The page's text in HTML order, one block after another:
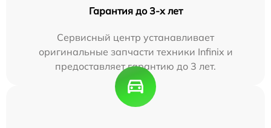
Гарантия до 3-х лет
Сервисный центр устанавливает
оригинальные запчасти техники Infinix и
предоставляет гарантию до 3 лет.